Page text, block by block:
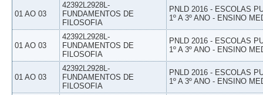
01 AO 03
42392L2928L-
FUNDAMENTOS DE
FILOSOFIA
PNLD 2016 - ESCOLAS
1º A 3º ANO - ENSINO
01 AO 03
42392L2928L-
FUNDAMENTOS DE
FILOSOFIA
PNLD 2016 - ESCOLAS
1º A 3º ANO - ENSINO
01 AO 03
42392L2928L-
FUNDAMENTOS DE
FILOSOFIA
PNLD 2016 - ESCOLAS
1º A 3º ANO - ENSINO